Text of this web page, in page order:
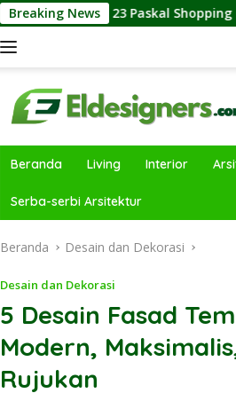
Breaking News
23 Paskal Shopping Center
Beranda Living Interior
Serba-serbi Arsitektur
Beranda Desain dan Dekorasi
Desain dan Dekorasi
5 Desain Fasad
Modern,
Rujukan